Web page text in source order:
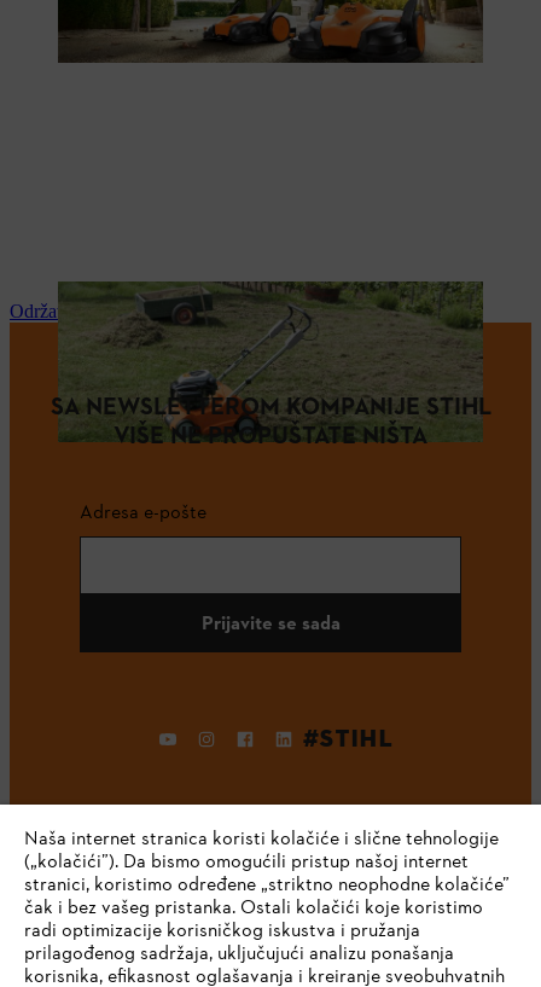
Održavanje i popravka
SA NEWSLETTEROM KOMPANIJE STIHL
VIŠE NE PROPUŠTATE NIŠTA
Adresa e-pošte
Prijavite se sada
#STIHL
Kompanija
Naša internet stranica koristi kolačiće i slične tehnologije
(„kolačići”). Da bismo omogućili pristup našoj internet
stranici, koristimo određene „striktno neophodne kolačiće”
čak i bez vašeg pristanka. Ostali kolačići koje koristimo
radi optimizacije korisničkog iskustva i pružanja
prilagođenog sadržaja, uključujući analizu ponašanja
korisnika, efikasnost oglašavanja i kreiranje sveobuhvatnih